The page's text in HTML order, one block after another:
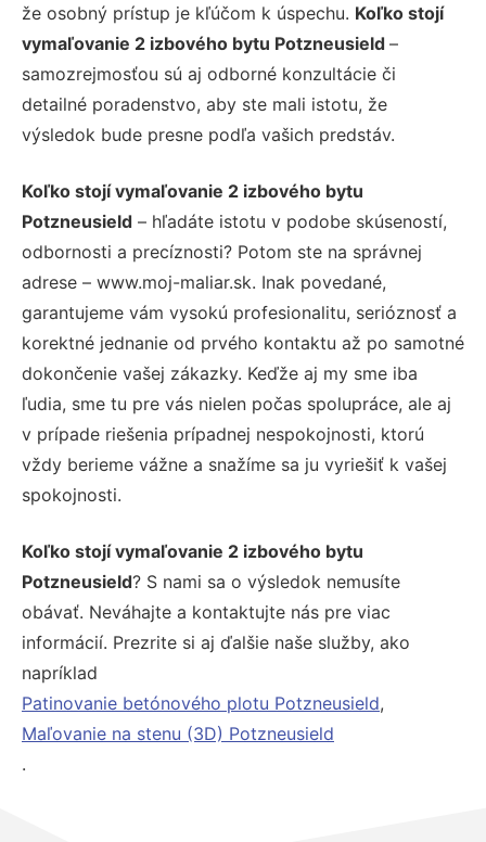
že osobný prístup je kľúčom k úspechu. Koľko stojí
vymaľovanie 2 izbového bytu Potzneusield –
samozrejmosťou sú aj odborné konzultácie či
detailné poradenstvo, aby ste mali istotu, že
výsledok bude presne podľa vašich predstáv.
Koľko stojí vymaľovanie 2 izbového bytu
Potzneusield – hľadáte istotu v podobe skúseností,
odbornosti a precíznosti? Potom ste na správnej
adrese – www.moj-maliar.sk. Inak povedané,
garantujeme vám vysokú profesionalitu, serióznosť a
korektné jednanie od prvého kontaktu až po samotné
dokončenie vašej zákazky. Keďže aj my sme iba
ľudia, sme tu pre vás nielen počas spolupráce, ale aj
v prípade riešenia prípadnej nespokojnosti, ktorú
vždy berieme vážne a snažíme sa ju vyriešiť k vašej
spokojnosti.
Koľko stojí vymaľovanie 2 izbového bytu
Potzneusield? S nami sa o výsledok nemusíte
obávať. Neváhajte a kontaktujte nás pre viac
informácií. Prezrite si aj ďalšie naše služby, ako
napríklad
Patinovanie betónového plotu Potzneusield,
Maľovanie na stenu (3D) Potzneusield
.